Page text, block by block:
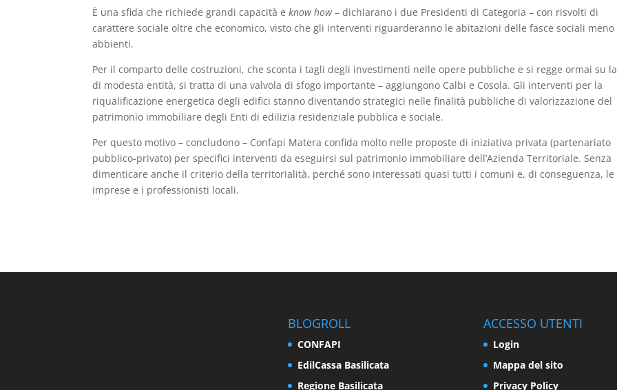
È una sfida che richiede grandi capacità eknow how– dichiarano i due Presidenti di Categoria – con risvolti di
carattere sociale oltre che economico, visto che gli interventi riguarderanno le abitazioni delle fasce sociali meno
abbienti.
Per il comparto delle costruzioni, che sconta i tagli degli investimenti nelle opere pubbliche e si regge ormai su
di modesta entità, si tratta di una valvola di sfogo importante – aggiungono Calbi e Cosola. Gli interventi per la
riqualificazione energetica degli edifici stanno diventando strategici nelle finalità pubbliche di valorizzazione del
patrimonio immobiliare degli Enti di edilizia residenziale pubblica e sociale.
Per questo motivo – concludono – Confapi Matera confida molto nelle proposte di iniziativa privata (partenariato
pubblico-privato) per specifici interventi da eseguirsi sul patrimonio immobiliare dell’Azienda Territoriale. Senza
dimenticare anche il criterio della territorialità, perché sono interessati quasi tutti i comuni e, di conseguenza, le
imprese e i professionisti locali.
BLOGROLL
CONFAPI
EdilCassa Basilicata
Regione Basilicata
ACCESSO UTENTI
Login
Mappa del sito
Privacy Policy